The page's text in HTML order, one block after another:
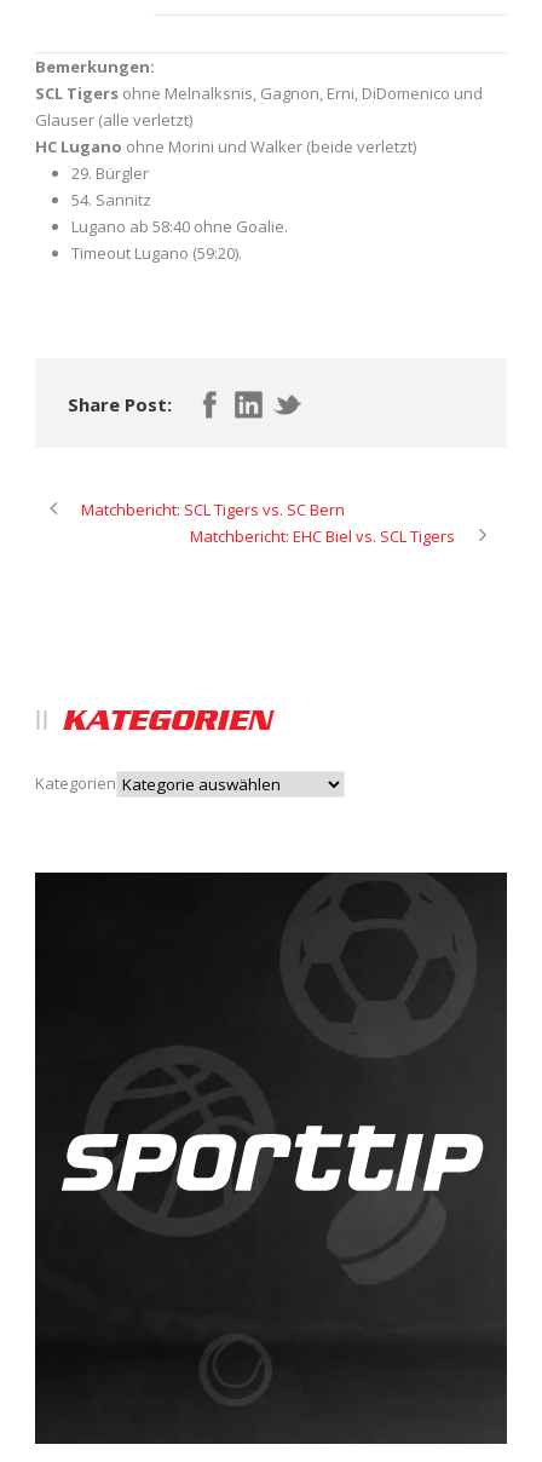
Bemerkungen:
SCL Tigers ohne Melnalksnis, Gagnon, Erni, DiDomenico und
Glauser (alle verletzt)
HC Lugano ohne Morini und Walker (beide verletzt)
29. Bürgler
54. Sannitz
Lugano ab 58:40 ohne Goalie.
Timeout Lugano (59:20).
Share Post:
Matchbericht: SCL Tigers vs. SC Bern
Matchbericht: EHC Biel vs. SCL Tigers
KATEGORIEN
Kategorien